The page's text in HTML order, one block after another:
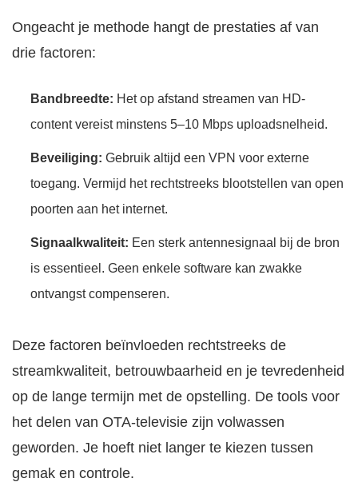
Ongeacht je methode hangt de prestaties af van
drie factoren:
Bandbreedte: Het op afstand streamen van HD-
content vereist minstens 5–10 Mbps uploadsnelheid.
Beveiliging: Gebruik altijd een VPN voor externe
toegang. Vermijd het rechtstreeks blootstellen van open
poorten aan het internet.
Signaalkwaliteit: Een sterk antennesignaal bij de bron
is essentieel. Geen enkele software kan zwakke
ontvangst compenseren.
Deze factoren beïnvloeden rechtstreeks de
streamkwaliteit, betrouwbaarheid en je tevredenheid
op de lange termijn met de opstelling. De tools voor
het delen van OTA-televisie zijn volwassen
geworden. Je hoeft niet langer te kiezen tussen
gemak en controle.